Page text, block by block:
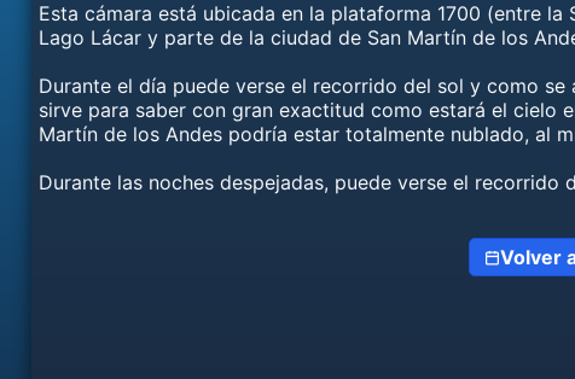
Esta cámara está ubicada en la plataforma 1700 (entre
Lago Lácar y parte de la ciudad de San Martín de los
Durante el día puede verse el recorrido del sol y como
sirve para saber con gran exactitud como estará el cielo
Martín de los Andes podría estar totalmente nublado, al
Durante las noches despejadas, puede verse el
Volver